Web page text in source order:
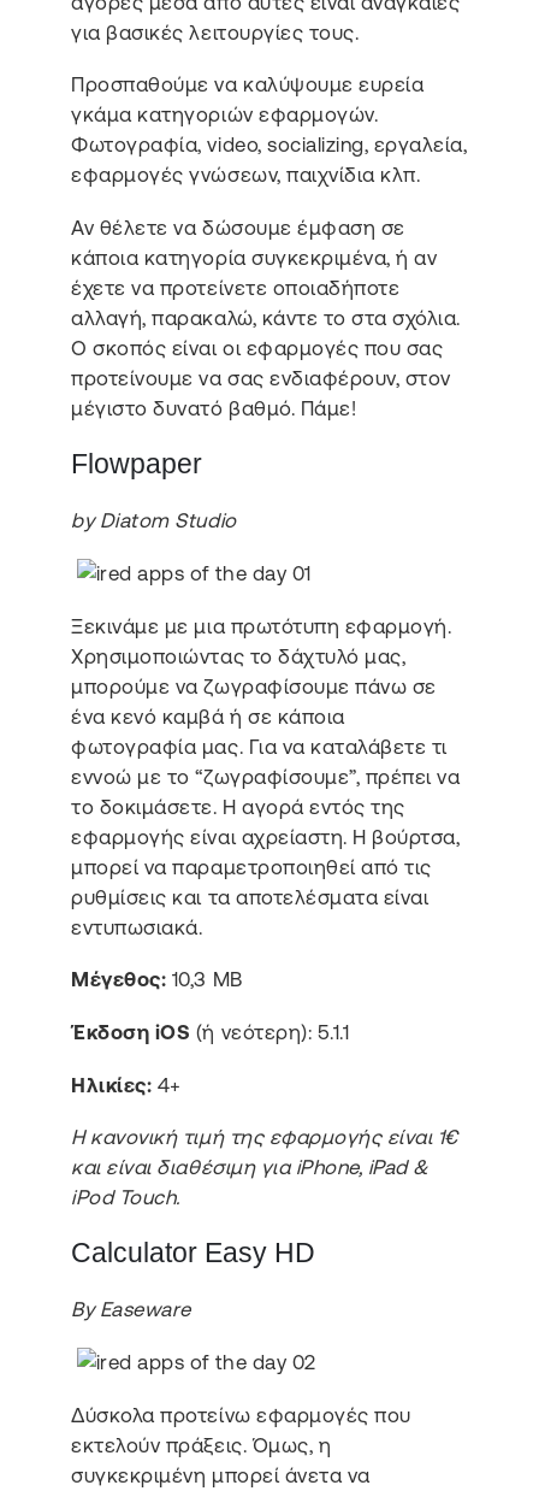
για βασικές λειτουργίες τους.
Προσπαθούμε να καλύψουμε ευρεία
γκάμα κατηγοριών εφαρμογών.
Φωτογραφία, video, socializing, εργαλεία,
εφαρμογές γνώσεων, παιχνίδια κλπ.
Αν θέλετε να δώσουμε έμφαση σε
κάποια κατηγορία συγκεκριμένα, ή αν
έχετε να προτείνετε οποιαδήποτε
αλλαγή, παρακαλώ, κάντε το στα σχόλια.
Ο σκοπός είναι οι εφαρμογές που σας
προτείνουμε να σας ενδιαφέρουν, στον
μέγιστο δυνατό βαθμό. Πάμε!
Flowpaper
by Diatom Studio
Ξεκινάμε με μια πρωτότυπη εφαρμογή.
Χρησιμοποιώντας το δάχτυλό μας,
μπορούμε να ζωγραφίσουμε πάνω σε
ένα κενό καμβά ή σε κάποια
φωτογραφία μας. Για να καταλάβετε τι
εννοώ με το “ζωγραφίσουμε”, πρέπει να
το δοκιμάσετε. Η αγορά εντός της
εφαρμογής είναι αχρείαστη. Η βούρτσα,
μπορεί να παραμετροποιηθεί από τις
ρυθμίσεις και τα αποτελέσματα είναι
εντυπωσιακά.
Μέγεθος: 10,3 MB
Έκδοση iOS (ή νεότερη): 5.1.1
Ηλικίες: 4+
Η κανονική τιμή της εφαρμογής είναι 1€
και είναι διαθέσιμη για iPhone, iPad &
iPod Touch.
Calculator Easy HD
By Easeware
Δύσκολα προτείνω εφαρμογές που
εκτελούν πράξεις. Όμως, η
συγκεκριμένη μπορεί άνετα να